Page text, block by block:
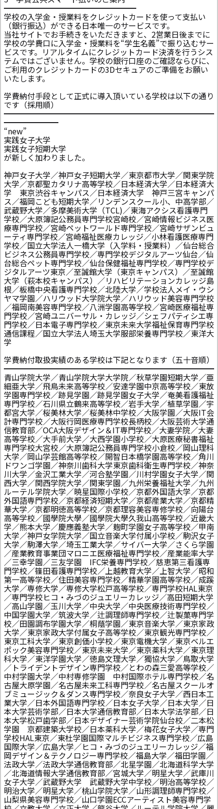
━━━━━━━━━━━━━━━━━
学校の入学金・授業料をクレジットカードを使って支払い
（銀行振込）ができる日本唯一のサービスです。
当社サイトでお手続きをいただきますと、2営業日後までに
学校の学費口に入学金・授業料を“学生名義”で振り込むサー
ビスです。リアルタイムにクレジットカード決済を行うシス
テムではございません。学校の銀行口座のご確認ならびに、
ご利用のクレジットカードの3Dセキュアのご準備をお願い
いたします。
学費納付手段として正式に導入頂いている学校は以下の通り
です（採用順）
━━━━━━━━━━━━━━━━━━━━━━━━━━━
━━━━━━━
“new”
実践女子大学
実践女子短期大学
が新しく加わりました。
神戸女子大学／神戸女子短期大学／東京都市大学／関東学院
大学／京都聖カタリナ高等学校／日本経済大学／日本経済大
学 東京渋谷キャンパス／日本経済大学 神戸三宮キャンパ
ス／福岡こども短期大学／リンデンスクール小、中高学部／
武蔵野大学／多摩美術大学（TCL)／東海アクシス看護専門
学校／大原簿記公務員専門学校宮崎校／宮崎情報ビジネス医
療専門学校／宮崎ペットワールド専門学校／宮崎サザンビュ
ーティ専門学校／宮崎福祉医療カレッジ／小林看護医療専門
学校／国立大学法人一橋大学（入学料・授業料）／仙台総合
ビジネス公務員専門学校／専門学校デジタルアーツ仙台／仙
台総合ペット専門学校／仙台保健福祉専門学校／専門学校デ
ジタルアーツ東京／至誠館大学（東京キャンパス）／至誠館
大学（萩本校キャンパス）／リハビリテーションカレッジ島
根／板橋中央看護専門学校／北陸大学／学校法人メイ・ウシ
ヤマ学園／ハリウッド大学院大学／ハリウッド美容専門学校
／福岡南美容専門学校／八洲学園高等学校／宮崎医療福祉専
門学校／宮崎ユニバーサル・カレッジ／シェフパティシエ専
門学校／日本電子専門学校／東京未来大学福祉保育専門学校
通信課程／国立大学法人埼玉大学服部栄養専門学校／東洋大
学
学費納付取扱実績のある学校は下記となります（五十音順）
━━━━━━━━━━━━━━━━━━━━━━━━━━━
青山学院大学／青山学院大学大学院／秋草学園短期大学／亜
細亜大学／飛鳥未来高等学校／安達学園中京高等学校／東放
学園専門学校／跡見学園／跡見学園女子大学／奄美看護福祉
専門学校／石川県立鶴来高等学校／岩手大学／植草学園／宇
都宮大学／桜美林大学／桜美林中学校／大阪学園／大阪IT会
計専門学校／大阪行岡医療専門学校長柄校／大阪芸術大学通
信教育部／OCA大阪デザイン＆IT専門学校／大妻学院／大妻
高等学校／大手前大学／大西学園小学校／大原医療秘書福祉
専門学校大宮校／大原簿記公務員専門学校小倉校／岡山理科
大学／岡山学芸館高等学校／開智日本橋学園高等学校／角川
ドワンゴ学園／神奈川歯科大学東京歯科衛生専門学校／神奈
川大学／金沢工業大学／河合塾学園／川村学園女子大学／関
西大学／関西学院大学／関東学園／九州栄養福祉大学／九州
ルーテル学院大学／暁星国際小学校／京都外国語大学／京都
外国語専門学校／京都経済短期大学／京都産業大学／京都精
華大学／京都明徳高等学校／京都理容美容専修学校／向陽台
高等学校／國學院大學／國學院大學久我山高等学校／近畿大
学／熊本大学／慶應義塾大学／麹町学園女子高等学校／甲南
大学／神戸女学院大学／国立音楽大学付属小学校／駒沢女子
大学／駒澤大学／埼玉工業大学／サイバー大学／さくら学園
／産業教育事業団マロニエ医療福祉専門学校／産業能率大学
／三幸学園／三友学園 IFC栄養専門学校／慈恵第三看護専
門学校／篠田看護専門学校／上越教育大学／上智大学／昭和
第一高等学校／住田美容専門学校／精華学園高等学校／成蹊
大学／専修大学／専修大学松戸高等学校／専門学校HAL東京
／専門学校ヒコ・みづのジュエリーカレッジ／高田短期大学
／高山学園／玉川大学／中央大学／中央医療技術専門学校／
中国学園大学／筑波大学／辻調理師専門学校／辻製菓専門学
校／田園調布学園大学／桐蔭学園／東京音楽大学／東京家政
大学／東京家政大学付属女子高等学校／東京観光専門学校／
東京工科大学／東京創価小学校／東京電機大学／東京ベルエ
ポック美容専門学校／東京未来大学／東京薬科大学／東京理
科大学／東洋学園大学／徳島文理大学／獨協大学／鳥取大学
／トライデントデザイン専門学校／とわの森三愛高等学校／
中村学園大学／中村専修学園 中村国際ホテル専門学校／名
古屋大原学園／名古屋未来工科専門学校／名古屋スクールオ
ブミュージック＆ダンス専門学校／奈良女子大学／西日本工
業大学／日本外国語専門学校／日本女子大学／日本大学／日
本大学芸術学部／日本大学通信教育部／日本大学法学部／日
本大学松戸歯学部／日本デザイナー芸術学院仙台校／二本松
学園 京都建築大学校／日本薬科大学／梅花女子大学／専門
学校HAL東京／東杜学園国際マルチビジネス専門学校／広島
国際大学／広島大学／ヒコ・みづのジュエリーカレッジ／福
岡デザイン＆テクノロジー専門学校／福島大学／福田学園／
法政大学／法政大学通信教育部／北星学園／北海道科学大学
／北海道情報大学通信教育部／宮城大学／明星大学／武庫川
女子大学／武蔵野大学 武蔵野大学中学校／明治高等学校／
明治大学／明星大学／桃山学院大学／山形調理師専門学校／
山梨県美容専門学校／山口学園ECCアーティスト美容専門学